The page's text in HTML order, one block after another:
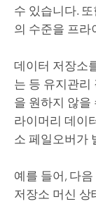
수 있습니다.
의 수준을 프라
데이터 저장소
는 등 유지관리
을 원하지 않을
라이머리 데이
소 페일오버가
예를 들어, 다
저장소 머신 상